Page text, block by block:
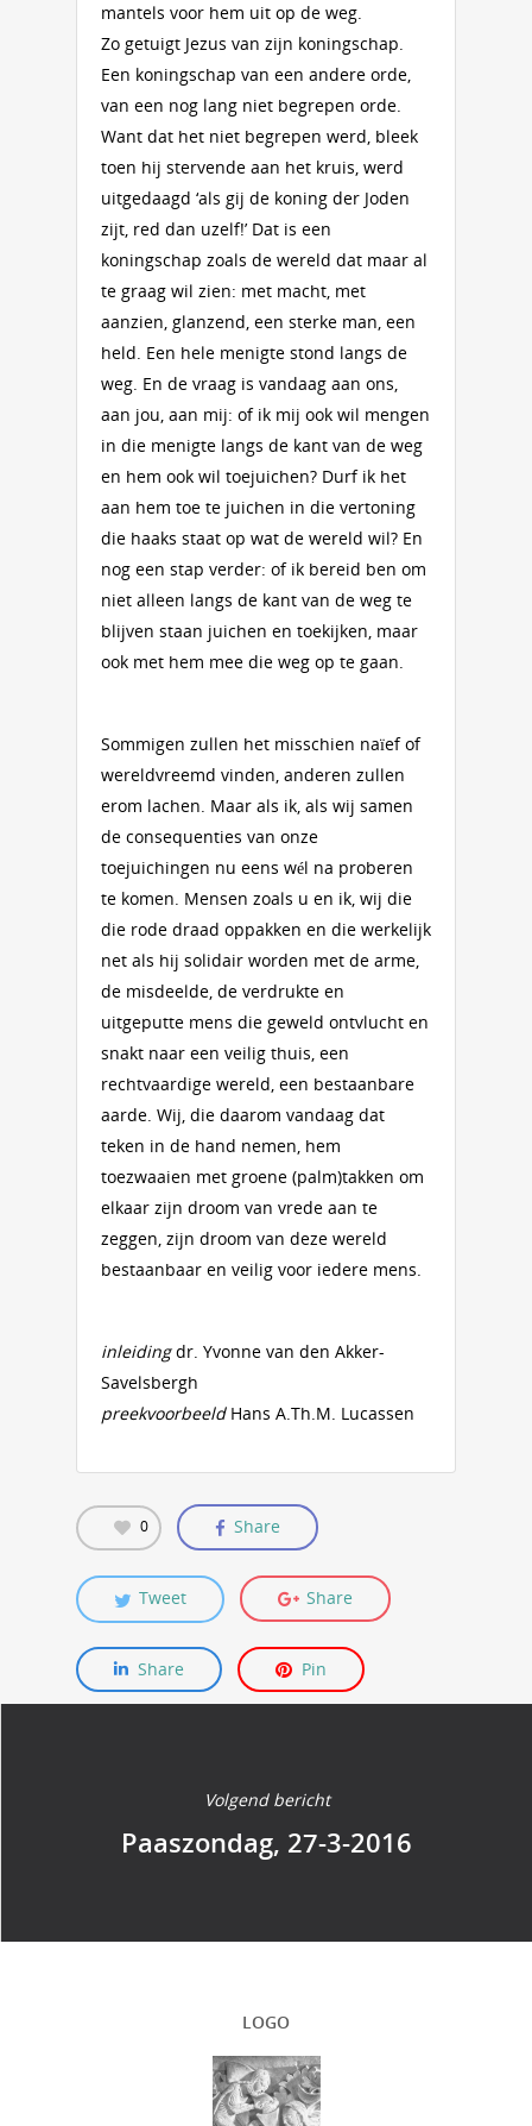
mantels voor hem uit op de weg.
Zo getuigt Jezus van zijn koningschap.
Een koningschap van een andere orde,
van een nog lang niet begrepen orde.
Want dat het niet begrepen werd, bleek
toen hij stervende aan het kruis, werd
uitgedaagd ‘als gij de koning der Joden
zijt, red dan uzelf!’ Dat is een
koningschap zoals de wereld dat maar al
te graag wil zien: met macht, met
aanzien, glanzend, een sterke man, een
held. Een hele menigte stond langs de
weg. En de vraag is vandaag aan ons,
aan jou, aan mij: of ik mij ook wil mengen
in die menigte langs de kant van de weg
en hem ook wil toejuichen? Durf ik het
aan hem toe te juichen in die vertoning
die haaks staat op wat de wereld wil? En
nog een stap verder: of ik bereid ben om
niet alleen langs de kant van de weg te
blijven staan juichen en toekijken, maar
ook met hem mee die weg op te gaan.
Sommigen zullen het misschien naïef of
wereldvreemd vinden, anderen zullen
erom lachen. Maar als ik, als wij samen
de consequenties van onze
toejuichingen nu eens wél na proberen
te komen. Mensen zoals u en ik, wij die
die rode draad oppakken en die werkelijk
net als hij solidair worden met de arme,
de misdeelde, de verdrukte en
uitgeputte mens die geweld ontvlucht en
snakt naar een veilig thuis, een
rechtvaardige wereld, een bestaanbare
aarde. Wij, die daarom vandaag dat
teken in de hand nemen, hem
toezwaaien met groene (palm)takken om
elkaar zijn droom van vrede aan te
zeggen, zijn droom van deze wereld
bestaanbaar en veilig voor iedere mens.
inleidingdr. Yvonne van den Akker-
Savelsbergh
preekvoorbeeldHans A.Th.M. Lucassen
0 Share
Tweet Share
Share Pin
Volgend bericht
Paaszondag, 27-3-2016
LOGO